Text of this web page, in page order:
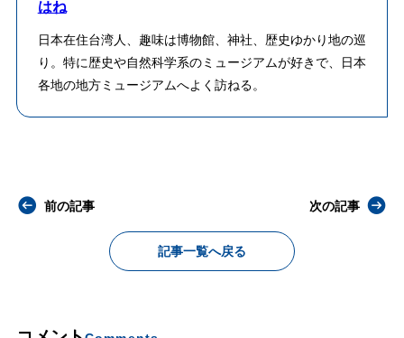
はね
日本在住台湾人、趣味は博物館、神社、歴史ゆかり地の巡
り。特に歴史や自然科学系のミュージアムが好きで、日本
各地の地方ミュージアムへよく訪ねる。
前の記事
記事一覧へ戻る
次の記事